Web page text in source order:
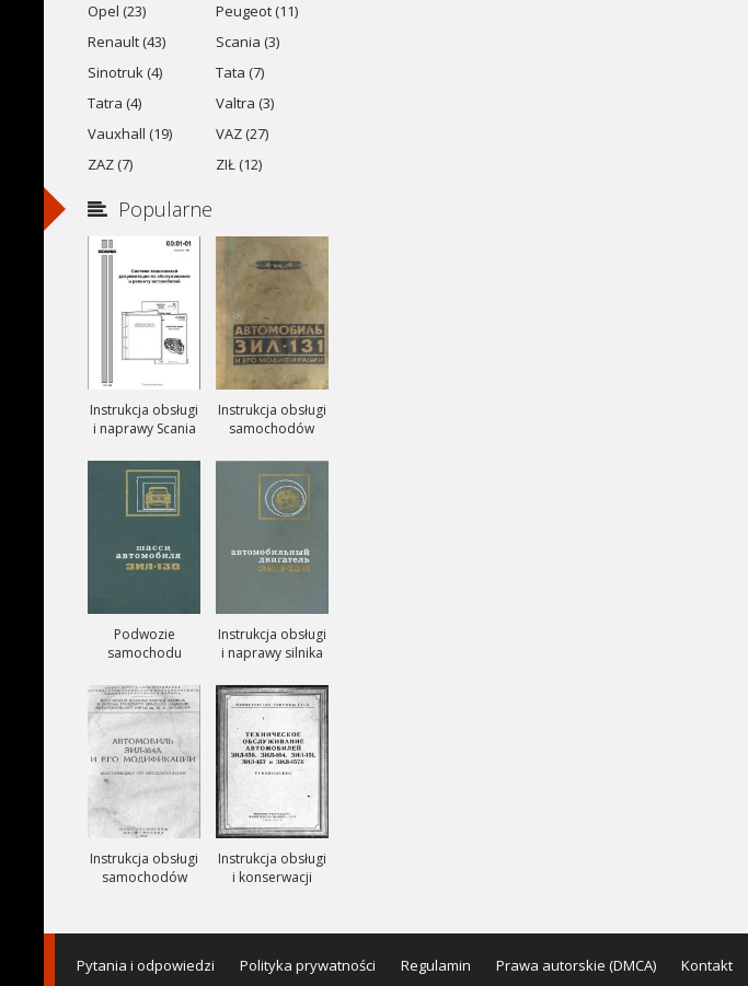
Opel (23)
Peugeot (11)
Renault (43)
Scania (3)
Sinotruk (4)
Tata (7)
Tatra (4)
Valtra (3)
Vauxhall (19)
VAZ (27)
ZAZ (7)
ZIŁ (12)
Popularne
Instrukcja obsługi
i naprawy Scania
Instrukcja obsługi
samochodów
ZIŁ-131, ZIŁ-131A
i ZIŁ-131V
Podwozie
samochodu
Instrukcja obsługi
i naprawy silnika
Instrukcja obsługi
samochodów
Instrukcja obsługi
i konserwacji
ZIŁ-157, ZIŁ-157K
Pytania i odpowiedzi Polityka prywatności Regulamin Prawa autorskie (DMCA) Kontakt